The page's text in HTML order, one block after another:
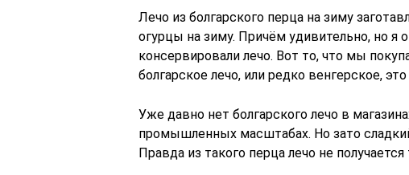
Лечо из болгарского перца на зиму
огурцы на зиму. Причём удивительно, но
консервировали лечо. Вот то, что мы
болгарское лечо, или редко венгерское,
Уже давно нет болгарского лечо в
промышленных масштабах. Но зато
Правда из такого перца лечо не